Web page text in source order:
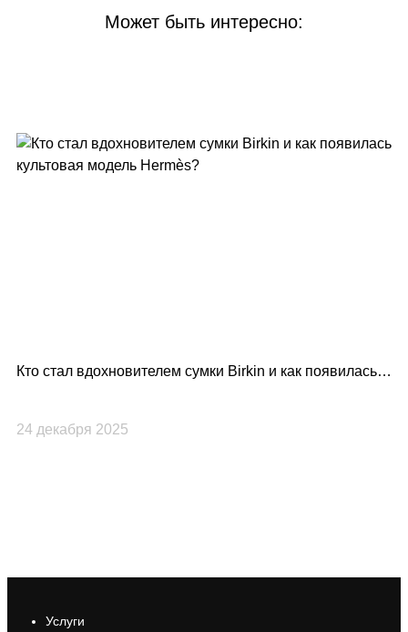
Может быть интересно:
Кто стал вдохновителем сумки Birkin и как появилась
24 декабря 2025
Услуги